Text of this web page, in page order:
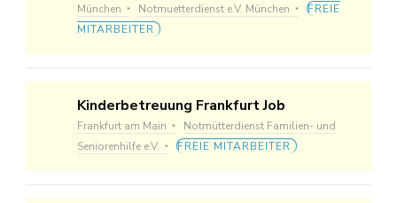
München Notmuetterdienst e.V. München
FREIE
MITARBEITER
Kinderbetreuung Frankfurt Job
Frankfurt am Main
Notmütterdienst Familien- und
Seniorenhilfe e.V.
FREIE MITARBEITER